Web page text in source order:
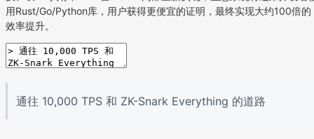
用Rust/Go/Python库，用户获得更便宜的证明，最终实现大约100倍的
效率提升。
通往 10,000 TPS 和 ZK-Snark Everything 的道路